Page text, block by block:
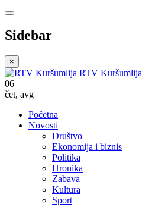
Sidebar
×
RTV Kuršumlija
06
čet, avg
Početna
Novosti
Društvo
Ekonomija i biznis
Politika
Hronika
Zabava
Kultura
Sport